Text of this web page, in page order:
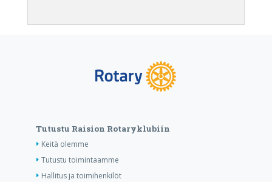
Tutustu Raision Rotaryklubiin
Keitä olemme
Tutustu toimintaamme
Hallitus ja toimihenkilöt